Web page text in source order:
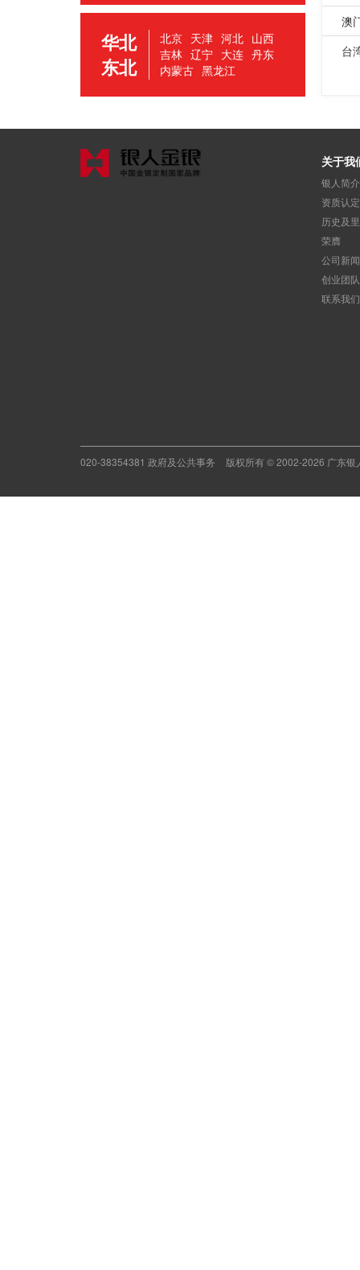
华北
东北
北京 天津 河北 山西
吉林 辽宁 大连 丹东
内蒙古 黑龙江
澳
台
关于我
银人简介
资质认定
历史及
荣膺
公司新
创业团队
联系我们
020-38354381 政府及公共事务 版权所有 © 2002-2026 广东银